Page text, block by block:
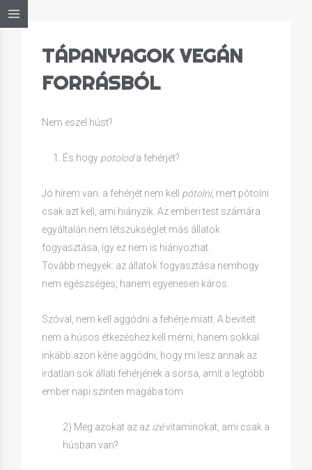
TÁPANYAGOK VEGÁN
FORRÁSBÓL
Nem eszel húst?
És hogy pótoloda fehérjét?
Jó hírem van. a fehérjét nem kell pótolni, mert pótolni
csak azt kell, ami hiányzik. Az emberi test számára
egyáltalán nem létszükséglet más állatok
fogyasztása, így ez nem is hiányozhat.
Tovább megyek: az állatok fogyasztása nemhogy
nem egészséges, hanem egyenesen káros.
Szóval, nem kell aggódni a fehérje miatt. A bevitelt
nem a húsos étkezéshez kell mérni, hanem sokkal
inkább azon kéne aggódni, hogy mi lesz annak az
irdatlan sok állati fehérjének a sorsa, amit a legtöbb
ember napi szinten magába töm.
2) Meg azokat az az izévitaminokat, ami csak a
húsban van?